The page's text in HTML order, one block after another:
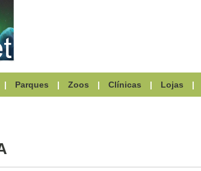
| Parques | Zoos | Clínicas | Lojas |